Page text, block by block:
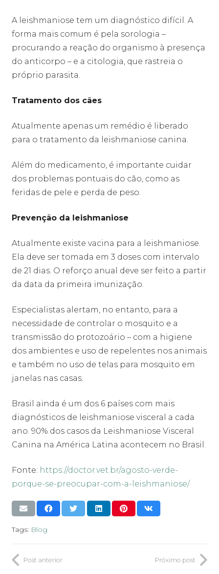
A leishmaniose tem um diagnóstico difícil. A
forma mais comum é pela sorologia –
procurando a reação do organismo à presença
do anticorpo – e a citologia, que rastreia o
próprio parasita.
Tratamento dos cães
Atualmente apenas um remédio é liberado
para o tratamento da leishmaniose canina.
Além do medicamento, é importante cuidar
dos problemas pontuais do cão, como as
feridas de pele e perda de peso.
Prevenção da leishmaniose
Atualmente existe vacina para a leishmaniose.
Ela deve ser tomada em 3 doses com intervalo
de 21 dias. O reforço anual deve ser feito a partir
da data da primeira imunização.
Especialistas alertam, no entanto, para a
necessidade de controlar o mosquito e a
transmissão do protozoário – com a higiene
dos ambientes e uso de repelentes nos animais
e também no uso de telas para mosquito em
janelas nas casas.
Brasil ainda é um dos 6 países com mais
diagnósticos de leishmaniose visceral a cada
ano. 90% dos casos da Leishmaniose Visceral
Canina na América Latina acontecem no Brasil.
Fonte: https://doctor.vet.br/agosto-verde-
porque-se-preocupar-com-a-leishmaniose/
Tags: Blog
Post anterior Próximo post